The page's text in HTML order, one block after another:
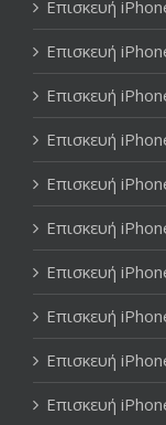
Επισκευή
Επισκευή
Επισκευή
Επισκευή
Επισκευή
Επισκευή
Επισκευή
Επισκευή
Επισκευή
Επισκευή